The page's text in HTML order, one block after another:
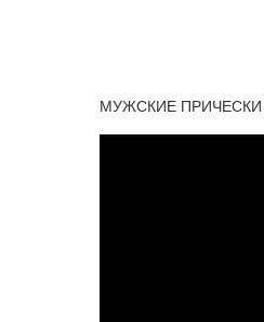
МУЖСКИЕ ПРИЧЕСКИ -